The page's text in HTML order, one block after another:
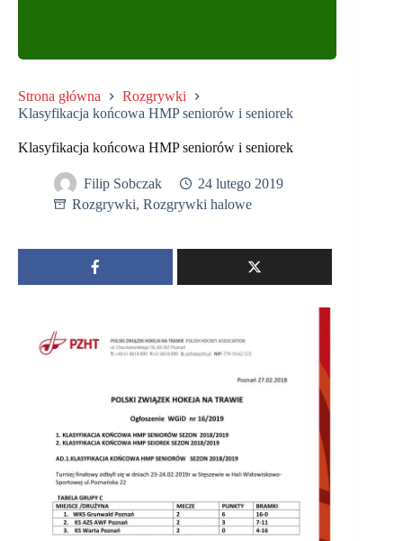
Strona główna
Rozgrywki
Klasyfikacja końcowa HMP seniorów i seniorek
Klasyfikacja końcowa HMP seniorów i seniorek
Filip Sobczak
24 lutego 2019
Rozgrywki, Rozgrywki halowe